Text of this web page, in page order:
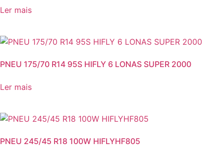
Ler mais
PNEU 175/70 R14 95S HIFLY 6 LONAS SUPER 2000
Ler mais
PNEU 245/45 R18 100W HIFLYHF805